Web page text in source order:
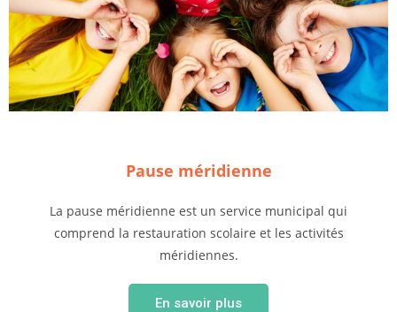
Pause méridienne
La pause méridienne est un service municipal qui
comprend la restauration scolaire et les activités
méridiennes.
En savoir plus